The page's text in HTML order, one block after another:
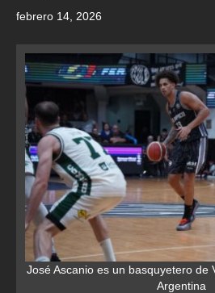
febrero 14, 2026
José Ascanio es un basquyetero de
Argentina